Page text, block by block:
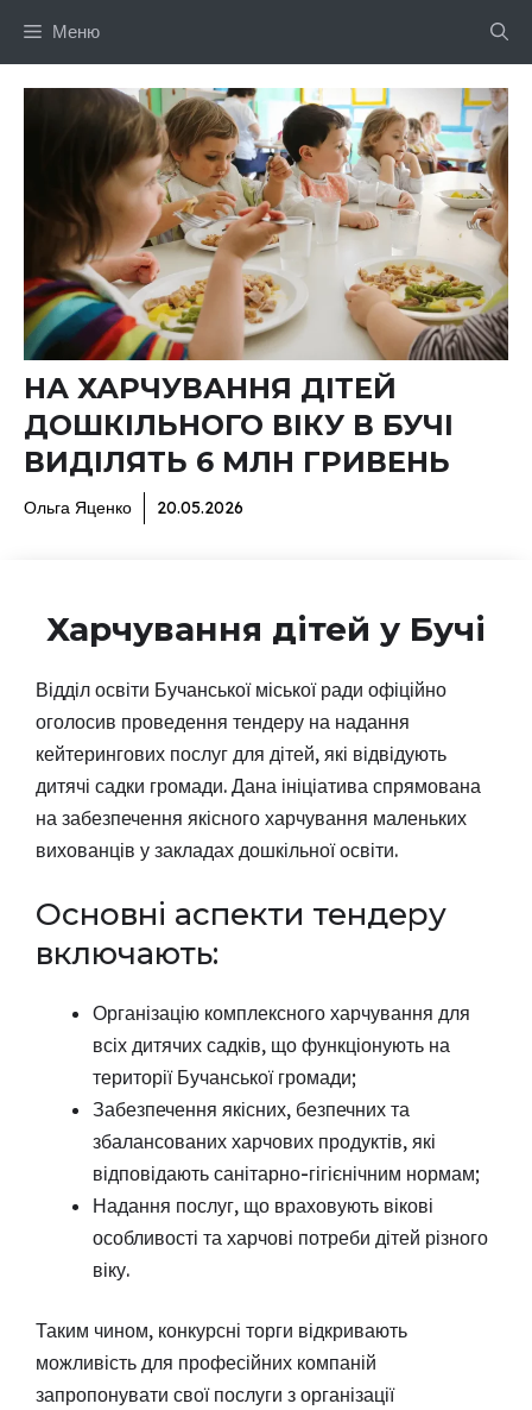
Меню
НА ХАРЧУВАННЯ ДІТЕЙ
ДОШКІЛЬНОГО ВІКУ В БУЧІ
ВИДІЛЯТЬ 6 МЛН ГРИВЕНЬ
Ольга Яценко 20.05.2026
Харчування дітей у Бучі
Відділ освіти Бучанської міської ради офіційно
оголосив проведення тендеру на надання
кейтерингових послуг для дітей, які відвідують
дитячі садки громади. Дана ініціатива спрямована
на забезпечення якісного харчування маленьких
вихованців у закладах дошкільної освіти.
Основні аспекти тендеру
включають:
Організацію комплексного харчування для
всіх дитячих садків, що функціонують на
території Бучанської громади;
Забезпечення якісних, безпечних та
збалансованих харчових продуктів, які
відповідають санітарно-гігієнічним нормам;
Надання послуг, що враховують вікові
особливості та харчові потреби дітей різного
віку.
Таким чином, конкурсні торги відкривають
можливість для професійних компаній
запропонувати свої послуги з організації